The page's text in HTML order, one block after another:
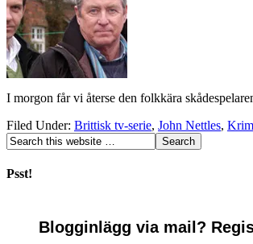
I morgon får vi återse den folkkära
Filed Under: Brittisk tv-serie, John Nettles,
Psst!
Blogginlägg via mail?